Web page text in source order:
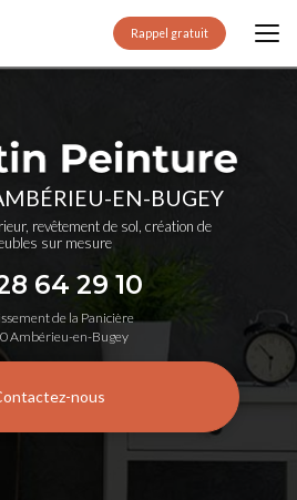
Rappel gratuit
EN-BUGEY
revêtement de sol, création de
sur mesure
64 29 10
de la Panicière
Ambérieu-en-Bugey
nous